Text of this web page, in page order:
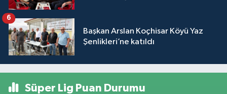
Başkan Arslan Koçhisar Köyü Yaz
Şenlikleri’ne katıldı
6
Süper Lig Puan Durumu